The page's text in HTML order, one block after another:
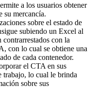
a los usuarios obtener
su mercancía.
sobre el estado de
subiendo un Excel al
contrarrestados con la
con lo cual se obtiene una
de cada contenedor.
el CTA en sus
trabajo, lo cual le brinda
sobre sus